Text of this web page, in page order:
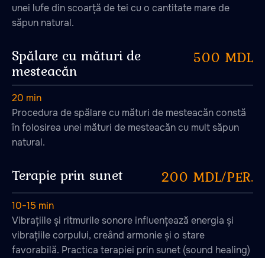
unei lufe din scoarță de tei cu o cantitate mare de
săpun natural.
Spălare cu mături de
mesteacăn
500 MDL
20 min
Procedura de spălare cu mături de mesteacăn constă
în folosirea unei mături de mesteacăn cu mult săpun
natural.
Terapie prin sunet 200 MDL/PER.
10−15 min
Vibrațiile și ritmurile sonore influențează energia și
vibrațiile corpului, creând armonie și o stare
favorabilă. Practica terapiei prin sunet (sound healing)